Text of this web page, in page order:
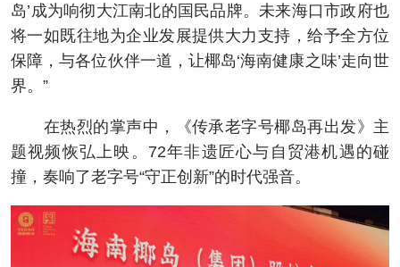
岛’成为响彻大江南北的国民品牌。未来海口市政府也
将一如既往地为企业发展提供大力支持，给予全方位
保障，与各位伙伴一道，让椰岛‘海南健康之味’走向世
界。”
在热烈的掌声中，《传承老字号椰岛再出发》主
题视频恢弘上映。72年非遗匠心与自贸港机遇的碰
撞，奏响了老字号“守正创新”的时代强音。